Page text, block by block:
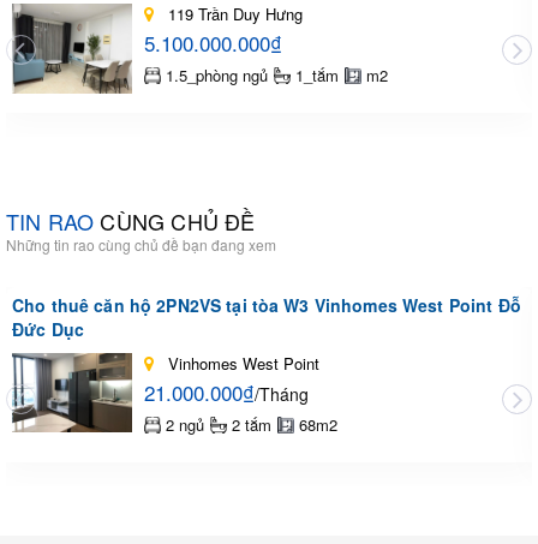
119 Trần Duy Hưng
5.100.000.000₫
1.5_phòng ngủ 1_tắm m2
TIN RAOCÙNG CHỦ ĐỀ
Những tin rao cùng chủ đề bạn đang xem
Cho thuê căn hộ 2PN2VS tại tòa W3 Vinhomes West Point Đỗ
Đức Dục
Vinhomes West Point
21.000.000₫/Tháng
2 ngủ 2 tắm 68m2